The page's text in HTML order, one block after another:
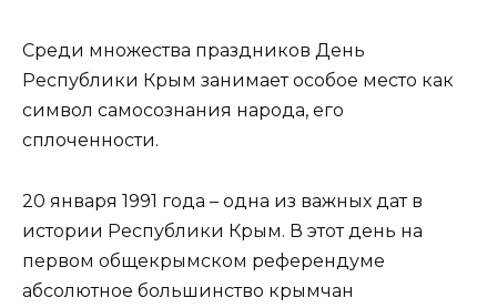
Среди множества праздников День
Республики Крым занимает особое место как
символ самосознания народа, его
сплоченности.
20 января 1991 года – одна из важных дат в
истории Республики Крым. В этот день на
первом общекрымском референдуме
абсолютное большинство крымчан